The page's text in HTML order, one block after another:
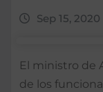
Sep 15, 2020
El ministro de
de los